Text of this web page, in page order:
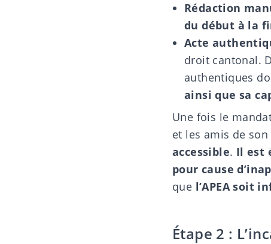
Rédaction
du début à la
Acte
droit cantonal.
authentiques
ainsi que sa
Une fois le
et les amis de
accessible. Il est
pour cause
que l’APEA soit
Étape 2 :